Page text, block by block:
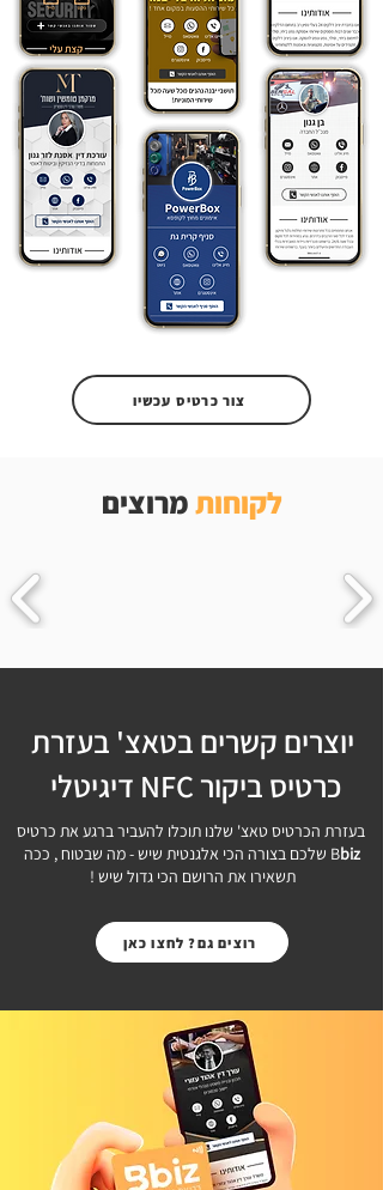
צור כרטיס עכשיו
לקוחותמרוצים
יוצרים קשרים בטאצ' בעזרת
כרטיס ביקור NFC דיגיטלי
בעזרת הכרטיס טאצ' שלנו תוכלו להעביר ברגע את כרטיס
Bbiz
שלכם בצורה הכי אלגנטית שיש - מה שבטוח , ככה
תשאירו את הרושם הכי גדול שיש !
רוצים גם? לחצו כאן